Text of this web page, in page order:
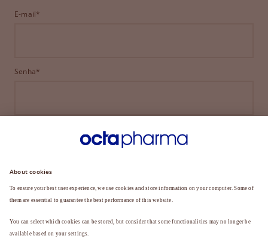
E-mail*
Senha*
ENTRAR
ESQUECEU SUA SENHA?
Ainda não é membro?